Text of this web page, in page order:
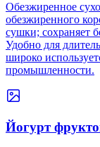
Обезжиренное
обезжиренного
сушки; сохраняет
Удобно для
широко
промышленности.
Йогурт